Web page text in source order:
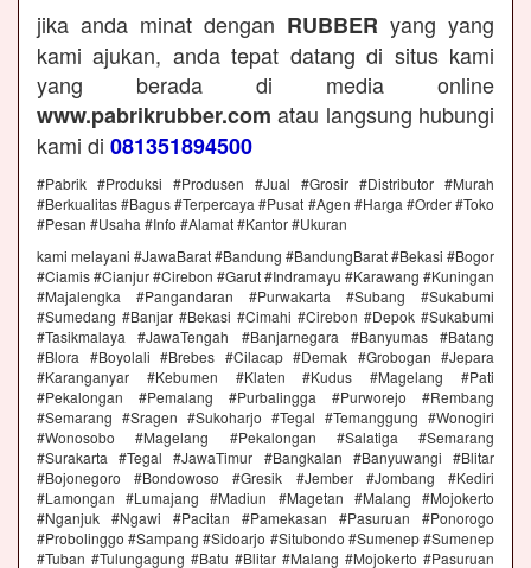
jika anda minat dengan RUBBER yang yang
kami ajukan, anda tepat datang di situs kami
yang berada di media online
www.pabrikrubber.com atau langsung hubungi
kami di 081351894500
#Pabrik #Produksi #Produsen #Jual #Grosir #Distributor #Murah
#Berkualitas #Bagus #Terpercaya #Pusat #Agen #Harga #Order #Toko
#Pesan #Usaha #Info #Alamat #Kantor #Ukuran
kami melayani #JawaBarat #Bandung #BandungBarat #Bekasi #Bogor
#Ciamis #Cianjur #Cirebon #Garut #Indramayu #Karawang #Kuningan
#Majalengka #Pangandaran #Purwakarta #Subang #Sukabumi
#Sumedang #Banjar #Bekasi #Cimahi #Cirebon #Depok #Sukabumi
#Tasikmalaya #JawaTengah #Banjarnegara #Banyumas #Batang
#Blora #Boyolali #Brebes #Cilacap #Demak #Grobogan #Jepara
#Karanganyar #Kebumen #Klaten #Kudus #Magelang #Pati
#Pekalongan #Pemalang #Purbalingga #Purworejo #Rembang
#Semarang #Sragen #Sukoharjo #Tegal #Temanggung #Wonogiri
#Wonosobo #Magelang #Pekalongan #Salatiga #Semarang
#Surakarta #Tegal #JawaTimur #Bangkalan #Banyuwangi #Blitar
#Bojonegoro #Bondowoso #Gresik #Jember #Jombang #Kediri
#Lamongan #Lumajang #Madiun #Magetan #Malang #Mojokerto
#Nganjuk #Ngawi #Pacitan #Pamekasan #Pasuruan #Ponorogo
#Probolinggo #Sampang #Sidoarjo #Situbondo #Sumenep #Sumenep
#Tuban #Tulungagung #Batu #Blitar #Malang #Mojokerto #Pasuruan